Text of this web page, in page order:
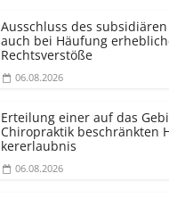
Ausschluss des subsidiären
auch bei Häufung
Rechtsverstöße
06.08.2026
Erteilung einer auf das
Chiropraktik beschränkten
kererlaubnis
06.08.2026